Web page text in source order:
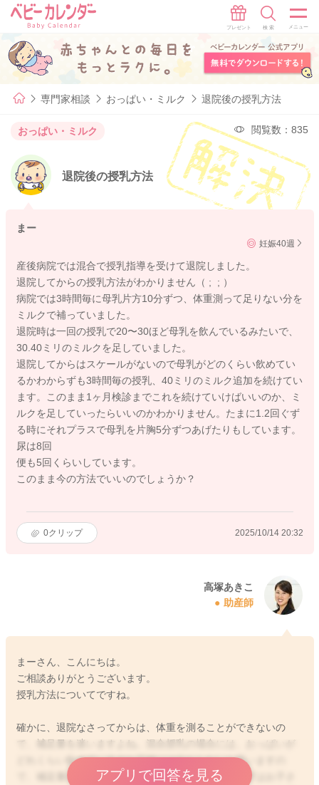
専門家相談 おっぱい・ミルク 退院後の授乳方法
おっぱい・ミルク 閲覧数：835
退院後の授乳方法
まー
妊娠40週
産後病院では混合で授乳指導を受けて退院しました。
退院してからの授乳方法がわかりません（ ; ; ）
病院では3時間毎に母乳片方10分ずつ、体重測って足りない分を
ミルクで補っていました。
退院時は一回の授乳で20〜30ほど母乳を飲んでいるみたいで、
30.40ミリのミルクを足していました。
退院してからはスケールがないので母乳がどのくらい飲めてい
るかわからずも3時間毎の授乳、40ミリのミルク追加を続けてい
ます。このまま1ヶ月検診までこれを続けていけばいいのか、ミ
ルクを足していったらいいのかわかりません。たまに1.2回ぐず
る時にそれプラスで母乳を片胸5分ずつあげたりもしています。
尿は8回
便も5回くらいしています。
このまま今の方法でいいのでしょうか？
0クリップ 2025/10/14 20:32
高塚あきこ
助産師
まーさん、こんにちは。
ご相談ありがとうございます。
授乳方法についてですね。
確かに、退院なさってからは、体重を測ることができないの
で、補足量を迷いますよね。混合授乳の場合には、おっぱいが
どれくらい飲めているのか正確には分からないと思いますの
で、補足量の判断が難しいですよね。ですので、まずはお子さ
アプリで回答を見る